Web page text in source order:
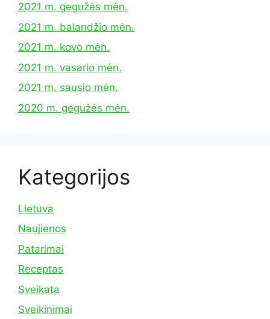
2021 m. gegužės mėn.
2021 m. balandžio mėn.
2021 m. kovo mėn.
2021 m. vasario mėn.
2021 m. sausio mėn.
2020 m. gegužės mėn.
Kategorijos
Lietuva
Naujienos
Patarimai
Receptas
Sveikata
Sveikinimai